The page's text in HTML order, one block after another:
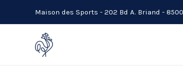
Maison des Sports - 202 Bd A. Briand -